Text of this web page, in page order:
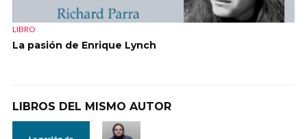
LIBRO
La pasión de Enrique Lynch
LIBROS DEL MISMO AUTOR